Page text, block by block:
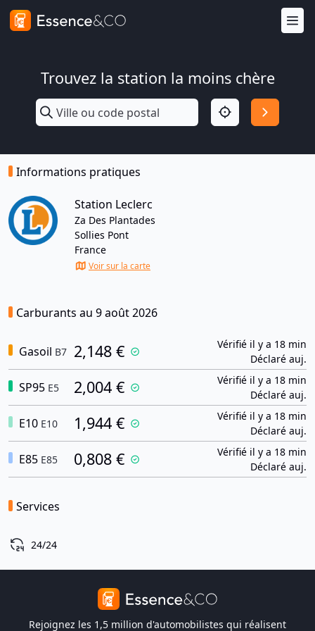
Trouvez la station la moins chère
Informations pratiques
Station Leclerc
Za Des Plantades
Sollies Pont
France
Voir sur la carte
Carburants au 9 août 2026
Gasoil B7 2,148 €
Vérifié il y a 18 min
Déclaré auj.
SP95 E5 2,004 €
Vérifié il y a 18 min
Déclaré auj.
E10 E10 1,944 €
Vérifié il y a 18 min
Déclaré auj.
E85 E85 0,808 €
Vérifié il y a 18 min
Déclaré auj.
Services
24/24
Rejoignez les 1,5 million d'automobilistes qui réalisent